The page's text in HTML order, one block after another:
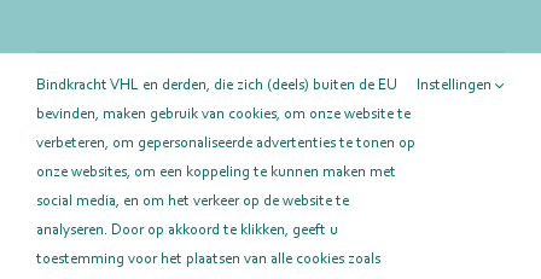
Facebook
X LinkedIn
E-
mail
Bindkracht VHL en derden, die zich (deels) buiten de EU
bevinden, maken gebruik van cookies, om onze website te
verbeteren, om gepersonaliseerde advertenties te tonen op
onze websites, om een koppeling te kunnen maken met
social media, en om het verkeer op de website te
analyseren. Door op akkoord te klikken, geeft u
toestemming voor het plaatsen van alle cookies zoals
Instellingen